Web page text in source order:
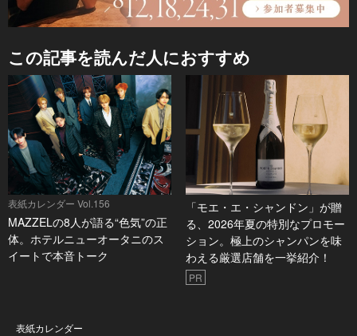
この記事を読んだ人におすすめ
表紙カレンダー Vol.156
MAZZELの8人が語る“色気”の正
体。ホテルニューオータニのス
イートで本音トーク
「モエ・エ・シャンドン」が贈
る、2026年夏の特別なプロモー
ション。極上のシャンパンを味
わえる厳選店舗を一挙紹介！
PR
表紙カレンダー